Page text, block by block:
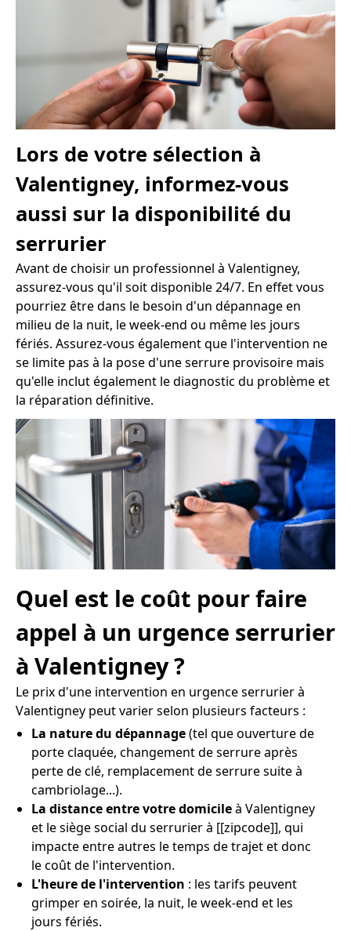
Lors de votre sélection à
Valentigney, informez-vous
aussi sur la disponibilité du
serrurier
Avant de choisir un professionnel à Valentigney,
assurez-vous qu'il soit disponible 24/7. En effet vous
pourriez être dans le besoin d'un dépannage en
milieu de la nuit, le week-end ou même les jours
fériés. Assurez-vous également que l'intervention ne
se limite pas à la pose d'une serrure provisoire mais
qu'elle inclut également le diagnostic du problème et
la réparation définitive.
Quel est le coût pour faire
appel à un urgence serrurier
à Valentigney ?
Le prix d'une intervention en urgence serrurier à
Valentigney peut varier selon plusieurs facteurs :
La nature du dépannage(tel que ouverture de
porte claquée, changement de serrure après
perte de clé, remplacement de serrure suite à
cambriolage...).
La distance entre votre domicileà Valentigney
et le siège social du serrurier à [[zipcode]], qui
impacte entre autres le temps de trajet et donc
le coût de l'intervention.
L'heure de l'intervention : les tarifs peuvent
grimper en soirée, la nuit, le week-end et les
jours fériés.